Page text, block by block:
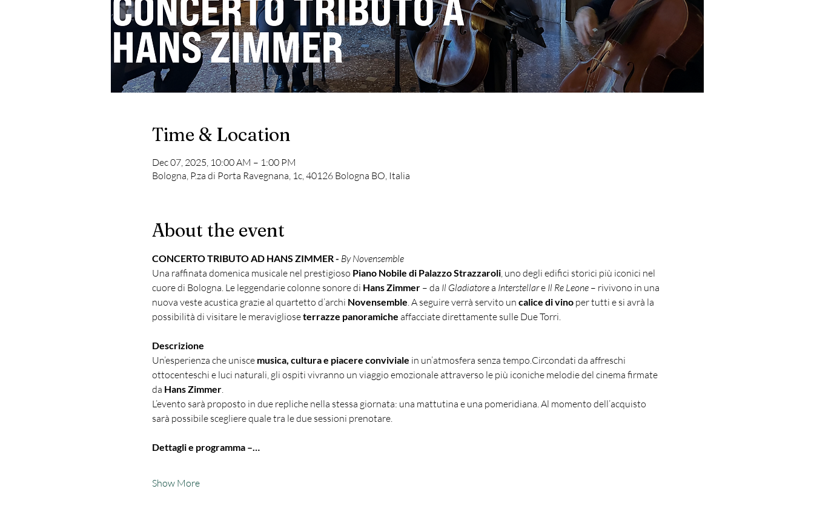
Time & Location
Dec 07, 2025, 10:00 AM – 1:00 PM
Bologna, P.za di Porta Ravegnana, 1c, 40126 Bologna BO, Italia
About the event
CONCERTO TRIBUTO AD HANS ZIMMER - By Novensemble
Una raffinata domenica musicale nel prestigioso Piano Nobile di Palazzo Strazzaroli, uno degli edifici storici più iconici nel
cuore di Bologna. Le leggendarie colonne sonore di Hans Zimmer – da Il Gladiatore a Interstellar e Il Re Leone – rivivono in una
nuova veste acustica grazie al quartetto d’archi Novensemble. A seguire verrà servito un calice di vino per tutti e si avrà la
possibilità di visitare le meravigliose terrazze panoramiche affacciate direttamente sulle Due Torri.
Descrizione
Un’esperienza che unisce musica, cultura e piacere conviviale in un’atmosfera senza tempo.Circondati da affreschi
ottocenteschi e luci naturali, gli ospiti vivranno un viaggio emozionale attraverso le più iconiche melodie del cinema firmate
da Hans Zimmer.
L’evento sarà proposto in due repliche nella stessa giornata: una mattutina e una pomeridiana. Al momento dell’acquisto
sarà possibile scegliere quale tra le due sessioni prenotare.
Dettagli e programma –…
Show More